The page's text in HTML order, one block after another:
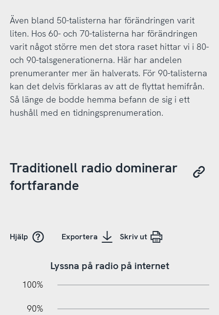
Även bland 50-talisterna har förändringen varit
liten. Hos 60- och 70-talisterna har förändringen
varit något större men det stora raset hittar vi i 80-
och 90-talsgenerationerna. Här har andelen
prenumeranter mer än halverats. För 90-talisterna
kan det delvis förklaras av att de flyttat hemifrån.
Så länge de bodde hemma befann de sig i ett
hushåll med en tidningsprenumeration.
Traditionell radio dominerar
fortfarande
Hjälp Exportera Skriv ut
Lyssna på radio på internet
100%
90%